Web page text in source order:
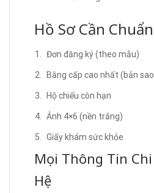
Hồ Sơ Cần
Đơn đăng ký (theo mẫu)
Bằng cấp cao nhất (bản
Hộ chiếu còn hạn
Ảnh 4×6 (nền trắng)
Giấy khám sức khỏe
Mọi Thông Tin
Hệ